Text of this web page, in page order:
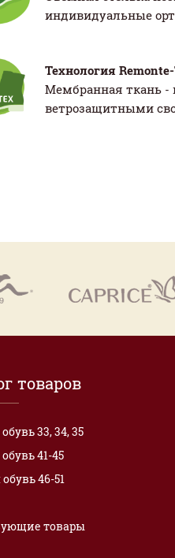
индивидуальные
Технология
Мембранная ткань -
ветрозащитными
товаров
33, 34, 35
41-45
46-51
товары